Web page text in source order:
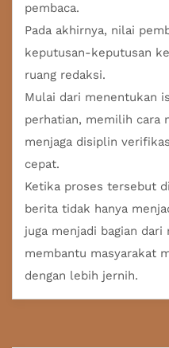
pembaca.
Pada akhirnya, nilai
keputusan-keputusan
ruang redaksi.
Mulai dari menentukan
perhatian, memilih cara
menjaga disiplin
cepat.
Ketika proses tersebut
berita tidak hanya
juga menjadi bagian dari
membantu masyarakat
dengan lebih jernih.